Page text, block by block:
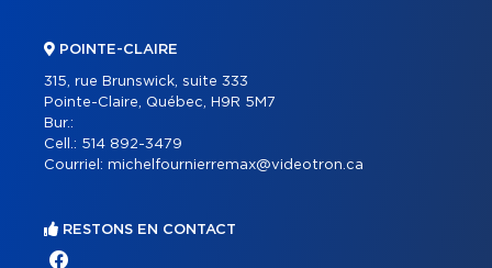
POINTE-CLAIRE
315, rue Brunswick, suite 333
Pointe-Claire, Québec, H9R 5M7
Bur.:
Cell.: 514 892-3479
Courriel: michelfournierremax@videotron.ca
RESTONS EN CONTACT